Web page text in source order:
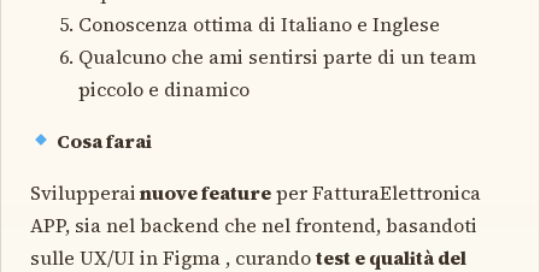
Conoscenza ottima di Italiano e Inglese
Qualcuno che ami sentirsi parte di un team
piccolo e dinamico
Cosa farai
Svilupperainuove featureper FatturaElettronica
APP, sia nel backend che nel frontend, basandoti
sulle UX/UI in Figma , curandotest e qualità del